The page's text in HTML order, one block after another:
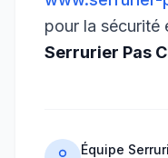
pour la sécurité
Serrurier Pas
Équipe